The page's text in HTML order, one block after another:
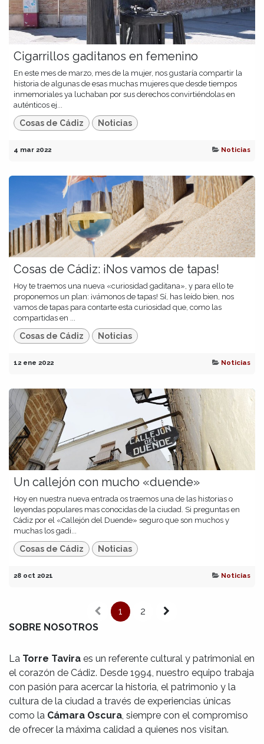
Cigarrillos gaditanos en femenino
En este mes de marzo, mes de la mujer, nos gustaría compartir la
historia de algunas de esas muchas mujeres que desde tiempos
inmemoriales ya luchaban por sus derechos convirtiéndolas en
auténticos ej...
Cosas de Cádiz Noticias
4 mar 2022 Noticias
Cosas de Cádiz: ¡Nos vamos de tapas!
Hoy te traemos una nueva «curiosidad gaditana», y para ello te
proponemos un plan: ¡vámonos de tapas! Sí, has leído bien, nos
vamos de tapas para contarte esta curiosidad que, como las
compartidas en ...
Cosas de Cádiz Noticias
12 ene 2022 Noticias
Un callejón con mucho «duende»
Hoy en nuestra nueva entrada os traemos una de las historias o
leyendas populares mas conocidas de la ciudad. Si preguntas en
Cádiz por el «Callejón del Duende» seguro que son muchos y
muchas los gadi...
Cosas de Cádiz Noticias
28 oct 2021 Noticias
1
2
SOBRE NOSOTROS
La Torre Tavira es un referente cultural y patrimonial en
el corazón de Cádiz. Desde 1994, nuestro equipo trabaja
con pasión para acercar la historia, el patrimonio y la
cultura de la ciudad a través de experiencias únicas
como la Cámara Oscura , siempre con el compromiso
de ofrecer la máxima calidad a quienes nos visitan.